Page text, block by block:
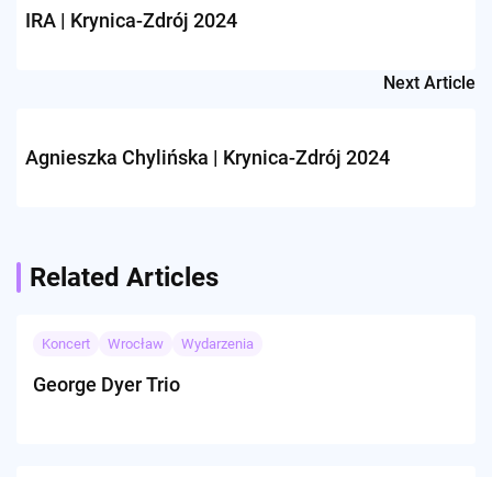
IRA | Krynica-Zdrój 2024
Next Article
Agnieszka Chylińska | Krynica-Zdrój 2024
Related Articles
Koncert Wrocław Wydarzenia
George Dyer Trio